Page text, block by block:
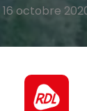
16 octobre
de
avec la